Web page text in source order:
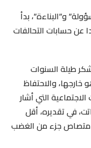
و”البناءة”، بدأ
حسابات التحالفات
طيلة السنوات
والاحتفاظ
التي أشار
في تقديره، أقل
جزء من الغضب